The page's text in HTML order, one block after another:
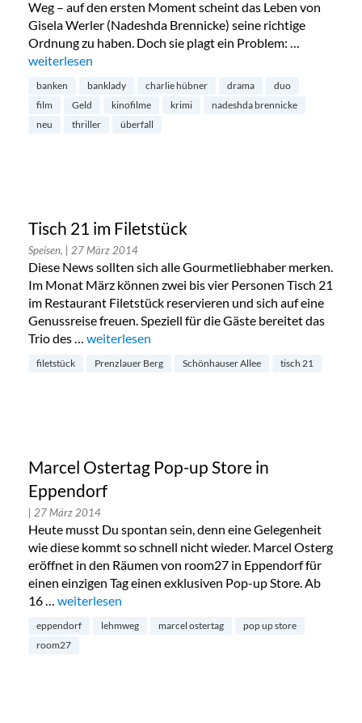
Weg – auf den ersten Moment scheint das Leben von
Gisela Werler (Nadeshda Brennicke) seine richtige
Ordnung zu haben. Doch sie plagt ein Problem: …
„Neu im Kino: Banklady“
weiterlesen
banken banklady charlie hübner drama
duo
film
Geld kinofilme krimi
nadeshda brennicke
neu
thriller überfall
Tisch 21 im Filetstück
Speisen, | 27 März 2014
Diese News sollten sich alle Gourmetliebhaber merken.
Im Monat März können zwei bis vier Personen Tisch 21
im Restaurant Filetstück reservieren und sich auf eine
Genussreise freuen. Speziell für die Gäste bereitet das
Trio des … „Tisch 21 im Filetstück“
weiterlesen
filetstück Prenzlauer Berg Schönhauser Allee tisch 21
Marcel Ostertag Pop-up Store in
Eppendorf
| 27 März 2014
Heute musst Du spontan sein, denn eine Gelegenheit
wie diese kommt so schnell nicht wieder. Marcel Osterg
eröffnet in den Räumen von room27 in Eppendorf für
einen einzigen Tag einen exklusiven Pop-up Store. Ab
16 … „Marcel Ostertag Pop-up Store in Eppendorf“
weiterlesen
eppendorf lehmweg marcel ostertag
pop up store
room27